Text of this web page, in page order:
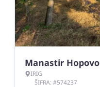
Manastir Hopovo
IRIG
ŠIFRA: #574237